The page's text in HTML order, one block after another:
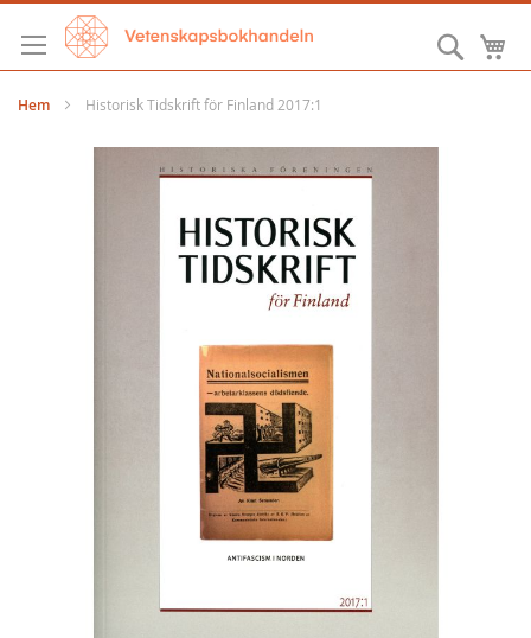
Hoppa
till
innehållet
Sök
Hem Historisk Tidskrift för Finland 2017:1